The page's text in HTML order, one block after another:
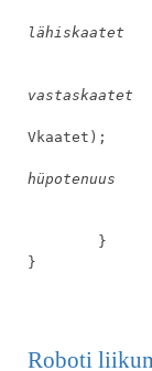
lähiskaatet
vastaskaatet
Vkaatet);
hüpotenuus
}
}
Roboti